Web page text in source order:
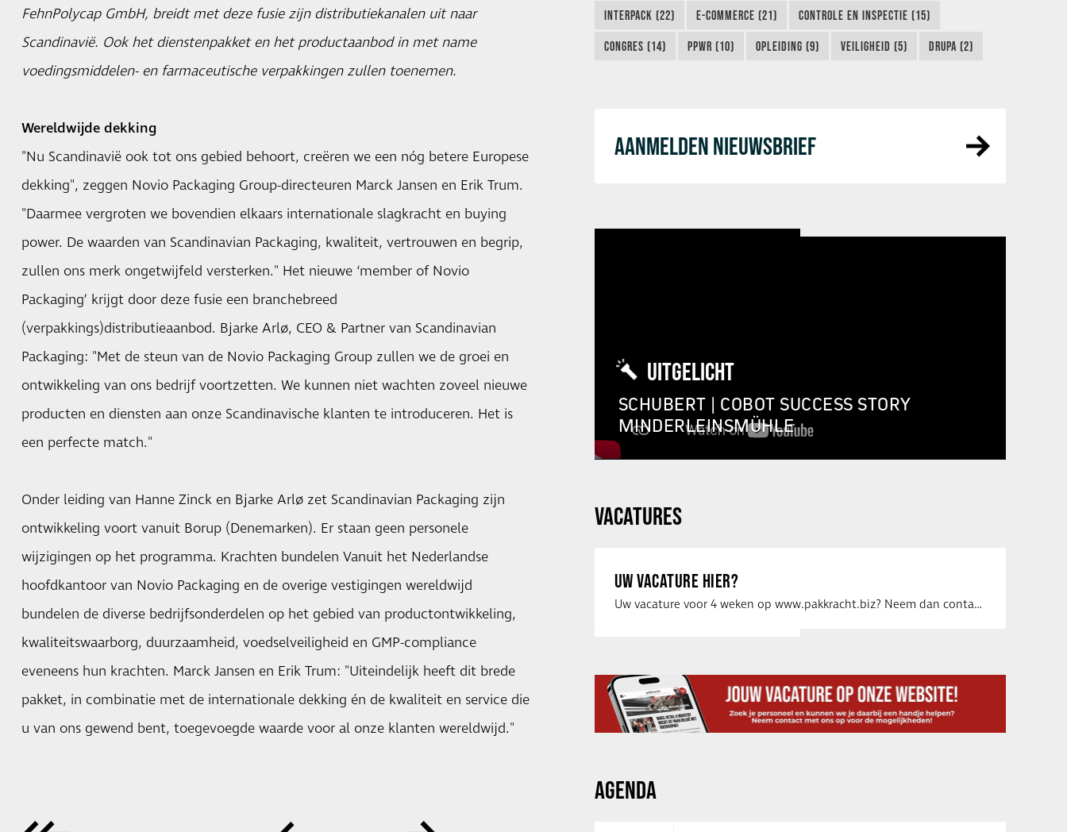
FehnPolycap GmbH, breidt met deze fusie zijn distributiekanalen uit naar
Scandinavië. Ook het dienstenpakket en het productaanbod in met name
voedingsmiddelen- en farmaceutische verpakkingen zullen toenemen.
Wereldwijde dekking
"Nu Scandinavië ook tot ons gebied behoort, creëren we een nóg betere Europese
dekking", zeggen Novio Packaging Group-directeuren Marck Jansen en Erik Trum.
"Daarmee vergroten we bovendien elkaars internationale slagkracht en buying
power. De waarden van Scandinavian Packaging, kwaliteit, vertrouwen en begrip,
zullen ons merk ongetwijfeld versterken." Het nieuwe ‘member of Novio
Packaging’ krijgt door deze fusie een branchebreed
(verpakkings)distributieaanbod. Bjarke Arlø, CEO & Partner van Scandinavian
Packaging: "Met de steun van de Novio Packaging Group zullen we de groei en
ontwikkeling van ons bedrijf voortzetten. We kunnen niet wachten zoveel nieuwe
producten en diensten aan onze Scandinavische klanten te introduceren. Het is
een perfecte match."
Onder leiding van Hanne Zinck en Bjarke Arlø zet Scandinavian Packaging zijn
ontwikkeling voort vanuit Borup (Denemarken). Er staan geen personele
wijzigingen op het programma. Krachten bundelen Vanuit het Nederlandse
hoofdkantoor van Novio Packaging en de overige vestigingen wereldwijd
bundelen de diverse bedrijfsonderdelen op het gebied van productontwikkeling,
kwaliteitswaarborg, duurzaamheid, voedselveiligheid en GMP-compliance
eveneens hun krachten. Marck Jansen en Erik Trum: "Uiteindelijk heeft dit brede
pakket, in combinatie met de internationale dekking én de kwaliteit en service die
u van ons gewend bent, toegevoegde waarde voor al onze klanten wereldwijd."
INTERPACK (22) E-COMMERCE (21) CONTROLE EN INSPECTIE (15)
CONGRES (14) PPWR (10) OPLEIDING (9) VEILIGHEID (5) DRUPA (2)
AANMELDEN NIEUWSBRIEF
UITGELICHT
SCHUBERT | COBOT SUCCESS STORY
MINDERLEINSMÜHLE
VACATURES
UW VACATURE HIER?
Uw vacature voor 4 weken op www.pakkracht.biz? Neem dan contact op met Yannick van …
AGENDA